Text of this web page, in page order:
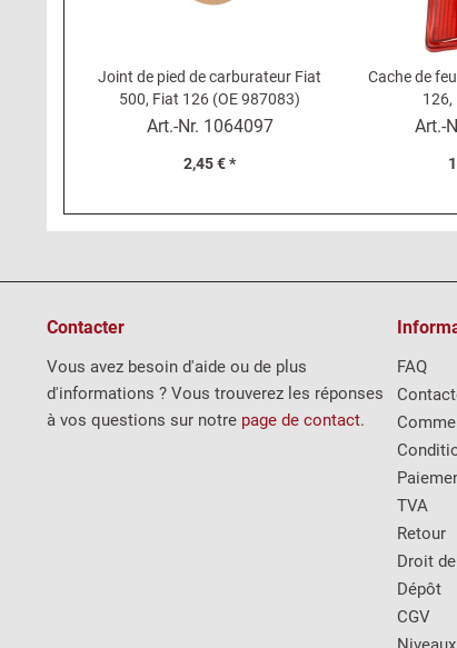
Joint de pied de carburateur Fiat
500, Fiat 126 (OE 987083)
Art.-Nr. 1064097
2,45 € *
Cache de
126,
Art.-
Contacter
Vous avez besoin d'aide ou de plus
d'informations ? Vous trouverez les réponses
à vos questions sur notre page de contact.
FAQ
TVA
Retour
Droit
Dépôt
CGV